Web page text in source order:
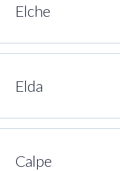
Elche
Elda
Calpe